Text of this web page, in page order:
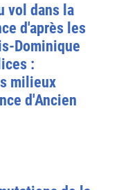
vol dans la
d'après les
Dominique
:
milieux
d'Ancien